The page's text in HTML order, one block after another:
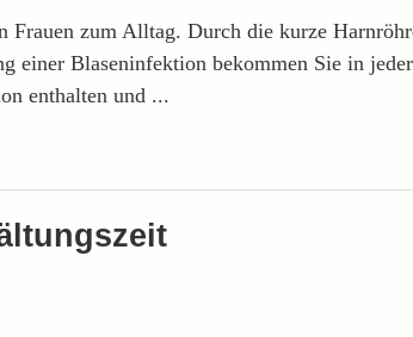
Frauen zum Alltag. Durch die kurze
einer Blaseninfektion bekommen Sie in
enthalten und ...